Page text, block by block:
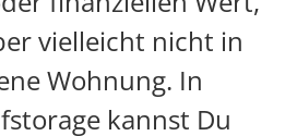
vielleicht nicht in
Wohnung. In
kannst Du